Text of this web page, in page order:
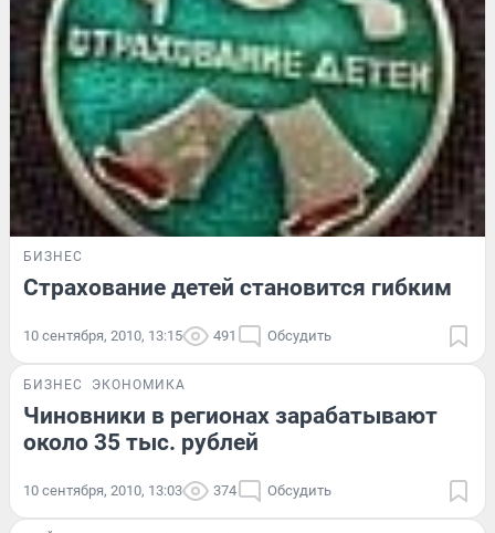
БИЗНЕС
Страхование детей становится гибким
10 сентября, 2010, 13:15 491 Обсудить
БИЗНЕС ЭКОНОМИКА
Чиновники в регионах зарабатывают
около 35 тыс. рублей
10 сентября, 2010, 13:03 374 Обсудить